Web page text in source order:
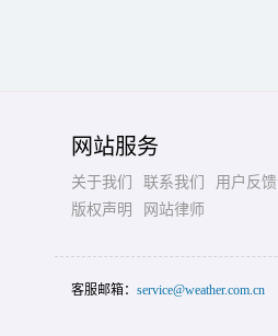
网站服务
关于我们 联系我们
用户反馈
版权声明
网站律师
客服邮箱： service@weather.com.cn